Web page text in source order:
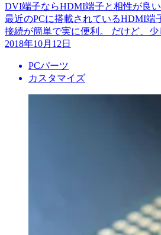
DVI端子ならHDMI端子と相性が良い
最近のPCに搭載されているHDMI端
接続が簡単で実に便利。 だけど、
2018年10月12日
PCパーツ
カスタマイズ